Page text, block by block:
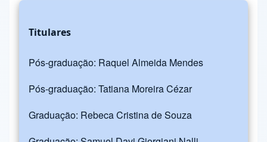
Titulares
Pós-graduação: Raquel Almeida Mendes
Pós-graduação: Tatiana Moreira Cézar
Graduação: Rebeca Cristina de Souza